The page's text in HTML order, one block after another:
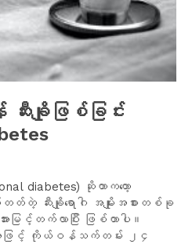
းချိုဖြစ်ခြင်း
diabetes) ဆိုတာကတော့
တဲ့ ဆီးချိုရောဂါ အမျိုးအစားတစ်ခု
းမြင့်တက်လာပြီး ဖြစ်တာပါ။
ာအားဖြင့် ကိုယ်ဝန်သက်တမ်း ၂၄